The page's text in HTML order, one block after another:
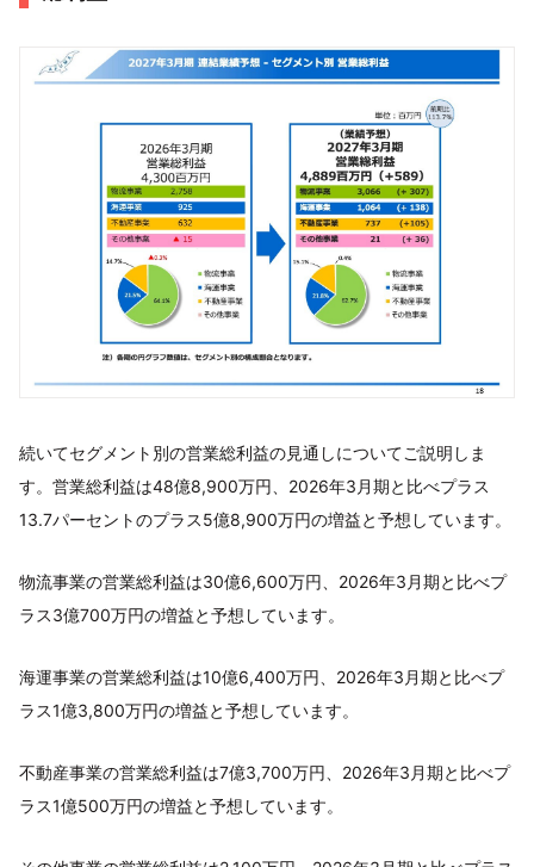
続いてセグメント別の営業総利益の見通しについてご説明しま
す。営業総利益は48億8,900万円、2026年3月期と比べプラス
13.7パーセントのプラス5億8,900万円の増益と予想しています。
物流事業の営業総利益は30億6,600万円、2026年3月期と比べプ
ラス3億700万円の増益と予想しています。
海運事業の営業総利益は10億6,400万円、2026年3月期と比べプ
ラス1億3,800万円の増益と予想しています。
不動産事業の営業総利益は7億3,700万円、2026年3月期と比べプ
ラス1億500万円の増益と予想しています。